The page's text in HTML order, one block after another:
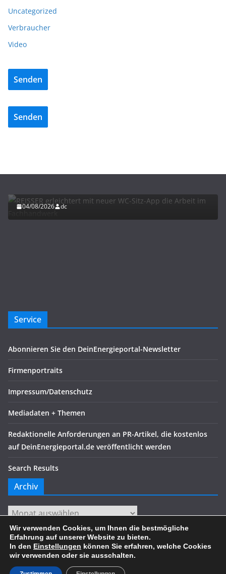
Uncategorized
Verbraucher
Video
Senden
Senden
04/08/2026 dc
Service
Abonnieren Sie den DeinEnergieportal-Newsletter
Firmenportraits
Impressum/Datenschutz
Mediadaten + Themen
Redaktionelle Anforderungen an PR-Artikel, die kostenlos
auf DeinEnergieportal.de veröffentlicht werden
Search Results
Archiv
Archiv
Copyright © 2026. Alle Rechte vorbehalten.
Wir verwenden Cookies, um Ihnen die bestmögliche
Erfahrung auf unserer Website zu bieten.
In den Einstellungen können Sie erfahren, welche Cookies
wir verwenden oder sie ausschalten.